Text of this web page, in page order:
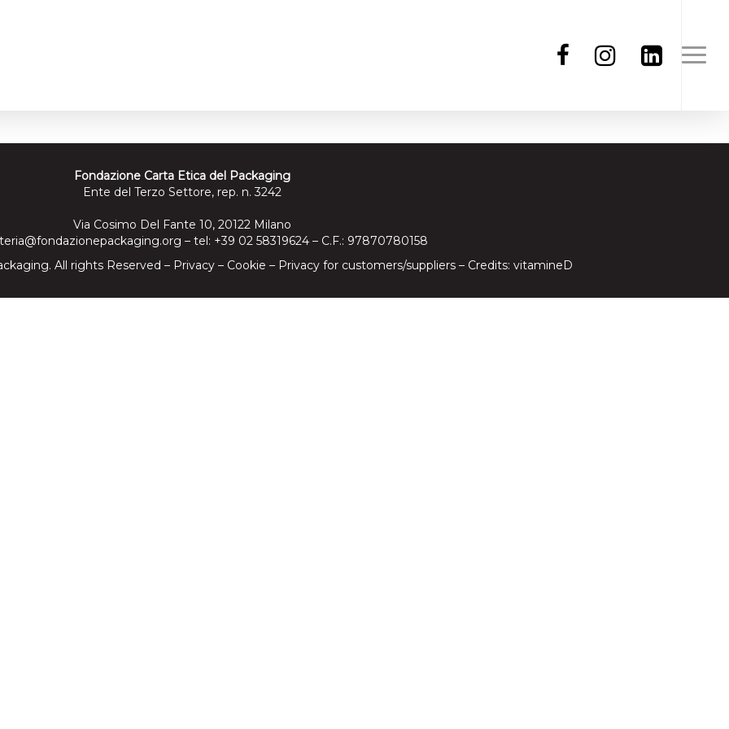
Fondazione Carta Etica del Packaging
Ente del Terzo Settore, rep. n. 3242
Via Cosimo Del Fante 10, 20122 Milano
– tel: +39 02 58319624 – C.F.: 97870780158
All rights Reserved – Privacy – Cookie – Privacy for customers/suppliers – Credits: vitamineD